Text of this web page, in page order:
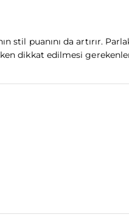
stil puanını da artırır.
dikkat edilmesi